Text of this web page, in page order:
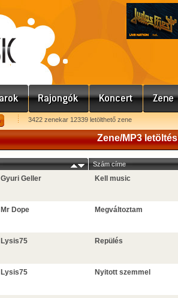
3422 zenekar 12339 letölthető zene
Zene/MP3 letöltés
Szám címe
Gyuri Geller Kell music
Mr Dope Megváltoztam
Lysis75 Repülés
Lysis75 Nyitott szemmel